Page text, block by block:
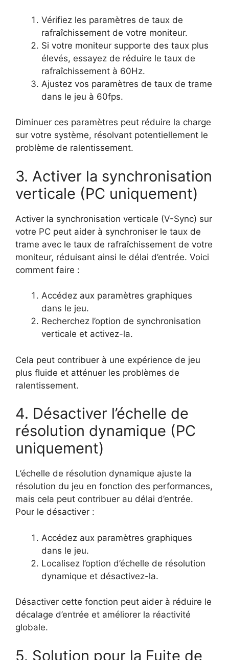
Vérifiez les paramètres de taux de
rafraîchissement de votre moniteur.
Si votre moniteur supporte des taux plus
élevés, essayez de réduire le taux de
rafraîchissement à 60Hz.
Ajustez vos paramètres de taux de trame
dans le jeu à 60fps.
Diminuer ces paramètres peut réduire la charge
sur votre système, résolvant potentiellement le
problème de ralentissement.
3. Activer la synchronisation
verticale (PC uniquement)
Activer la synchronisation verticale (V-Sync) sur
votre PC peut aider à synchroniser le taux de
trame avec le taux de rafraîchissement de votre
moniteur, réduisant ainsi le délai d’entrée. Voici
comment faire :
Accédez aux paramètres graphiques
dans le jeu.
Recherchez l’option de synchronisation
verticale et activez-la.
Cela peut contribuer à une expérience de jeu
plus fluide et atténuer les problèmes de
ralentissement.
4. Désactiver l’échelle de
résolution dynamique (PC
uniquement)
L’échelle de résolution dynamique ajuste la
résolution du jeu en fonction des performances,
mais cela peut contribuer au délai d’entrée.
Pour le désactiver :
Accédez aux paramètres graphiques
dans le jeu.
Localisez l’option d’échelle de résolution
dynamique et désactivez-la.
Désactiver cette fonction peut aider à réduire le
décalage d’entrée et améliorer la réactivité
globale.
5. Solution pour la Fuite de